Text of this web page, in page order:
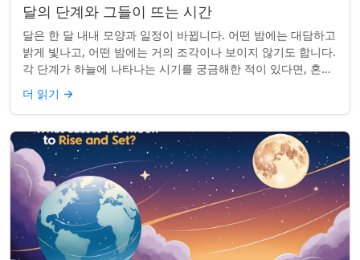
달의 단계와 그들이 뜨는 시간
달은 한 달 내내 모양과 일정이 바뀝니다. 어떤 밤에는 대담하고
밝게 빛나고, 어떤 밤에는 거의 조각이나 보이지 않기도 합니다.
각 단계가 하늘에 나타나는 시기를 궁금해한 적이 있다면, 혼자
가 아닙니다. 사실 그 타...
더 읽기 →